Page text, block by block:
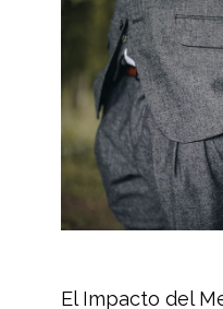
El Impacto del